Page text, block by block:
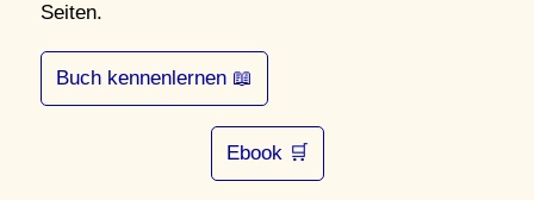
Seiten.
Buch kennenlernen 📖
Ebook 🛒